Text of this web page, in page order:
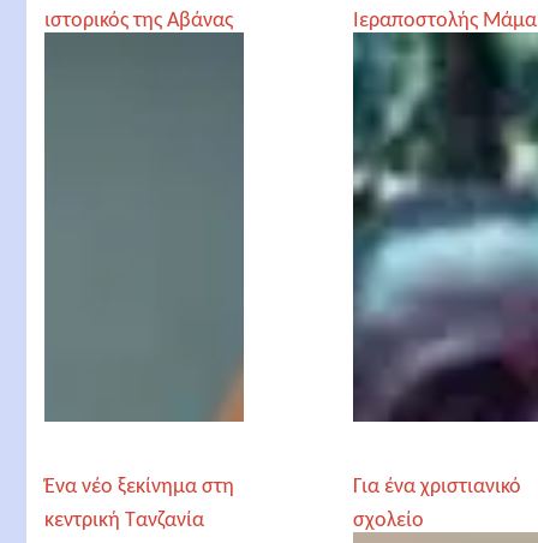
ιστορικός της Αβάνας
Ιεραποστολής Μάμα
Θεανώ
Μουσδελεκίδου
Ένα νέο ξεκίνημα στη
κεντρική Τανζανία
Για ένα χριστιανικό
σχολείο